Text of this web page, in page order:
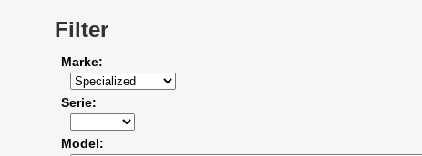
Filter
Marke
Serie
Model